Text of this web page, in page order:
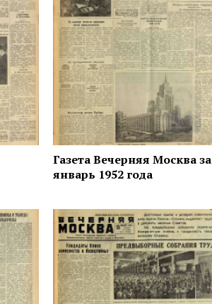
Газета Вечерняя Москва за
январь 1952 года